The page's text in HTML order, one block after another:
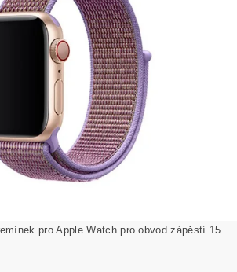
pro Apple Watch pro obvod zápěstí 15